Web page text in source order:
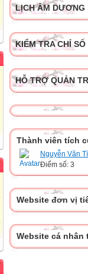
LỊCH ÂM DƯƠNG
KIỂM TRA CHỈ
HỖ TRỢ QUẢN
Thành viên tích
Nguyễn Văn
Điểm số: 3
Website đơn vị
Website cá nhân